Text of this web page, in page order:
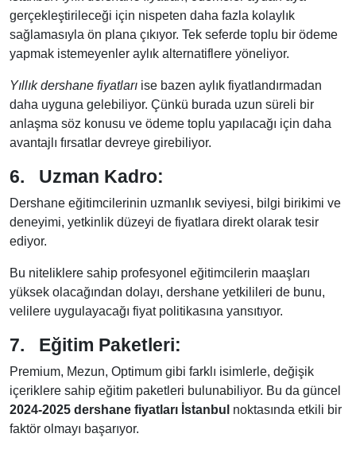
gerçekleştirileceği için nispeten daha fazla kolaylık
sağlamasıyla ön plana çıkıyor. Tek seferde toplu bir ödeme
yapmak istemeyenler aylık alternatiflere yöneliyor.
Yıllık dershane fiyatları ise bazen aylık fiyatlandırmadan
daha uyguna gelebiliyor. Çünkü burada uzun süreli bir
anlaşma söz konusu ve ödeme toplu yapılacağı için daha
avantajlı fırsatlar devreye girebiliyor.
6. Uzman Kadro:
Dershane eğitimcilerinin uzmanlık seviyesi, bilgi birikimi ve
deneyimi, yetkinlik düzeyi de fiyatlara direkt olarak tesir
ediyor.
Bu niteliklere sahip profesyonel eğitimcilerin maaşları
yüksek olacağından dolayı, dershane yetkilileri de bunu,
velilere uygulayacağı fiyat politikasına yansıtıyor.
7. Eğitim Paketleri:
Premium, Mezun, Optimum gibi farklı isimlerle, değişik
içeriklere sahip eğitim paketleri bulunabiliyor. Bu da güncel
2024-2025 dershane fiyatları İstanbul noktasında etkili bir
faktör olmayı başarıyor.